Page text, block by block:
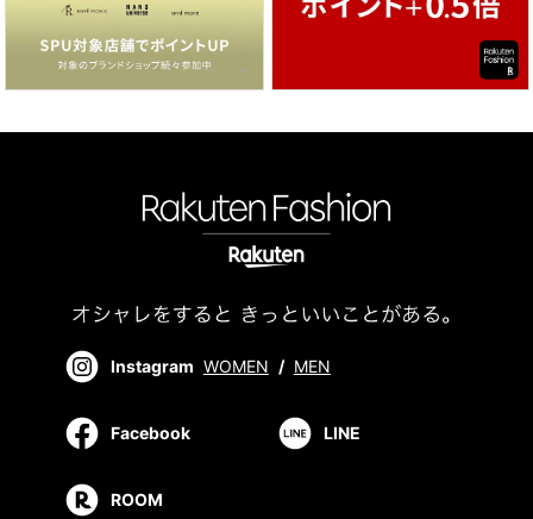
Instagram WOMEN / MEN
Facebook LINE
ROOM